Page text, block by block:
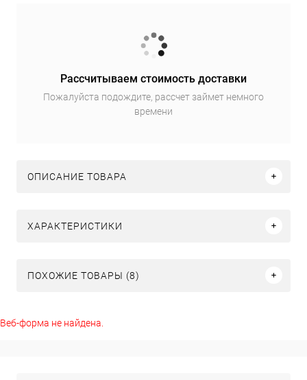
Рассчитываем стоимость доставки
Пожалуйста подождите, рассчет займет немного
времени
ОПИСАНИЕ ТОВАРА
ХАРАКТЕРИСТИКИ
ПОХОЖИЕ ТОВАРЫ (8)
Веб-форма не найдена.